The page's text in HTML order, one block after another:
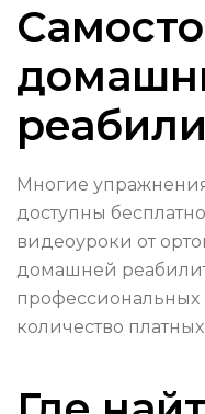
Многие
доступны
видеоуроки от
домашней
профессиональных
количество